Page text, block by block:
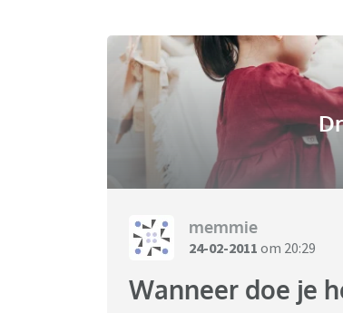
memmie
24-02-2011 om 20:29
Wanneer doe je